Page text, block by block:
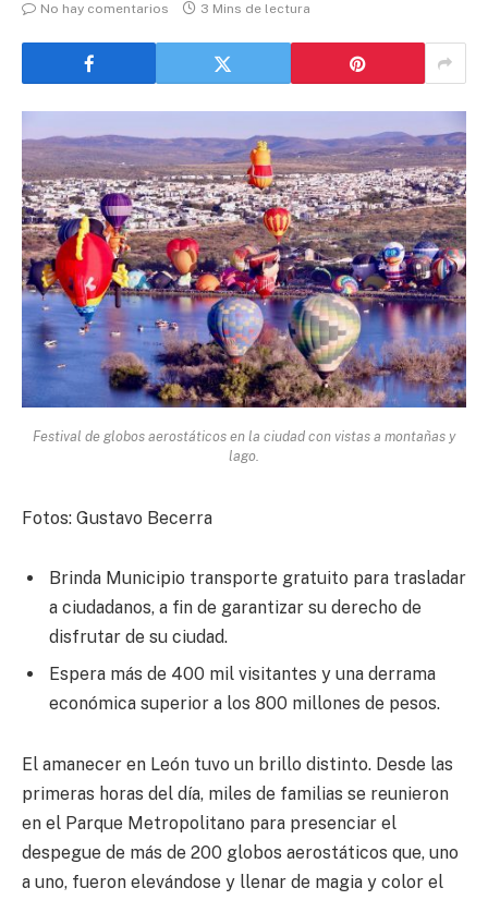
No hay comentarios
3 Mins de lectura
Festival de globos aerostáticos en la ciudad con vistas a montañas y
lago.
Fotos: Gustavo Becerra
Brinda Municipio transporte gratuito para trasladar
a ciudadanos, a fin de garantizar su derecho de
disfrutar de su ciudad.
Espera más de 400 mil visitantes y una derrama
económica superior a los 800 millones de pesos.
El amanecer en León tuvo un brillo distinto. Desde las
primeras horas del día, miles de familias se reunieron
en el Parque Metropolitano para presenciar el
despegue de más de 200 globos aerostáticos que, uno
a uno, fueron elevándose y llenar de magia y color el